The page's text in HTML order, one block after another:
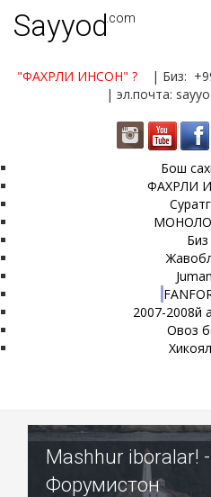
Sayyod.com
"ФАХРЛИ ИНСОН" ?
| Биз:
| эл.почта:
Бош
ФАХРЛИ
Биз
2007-2008й
Овоз
Mashhur iboralar!
Форумистон